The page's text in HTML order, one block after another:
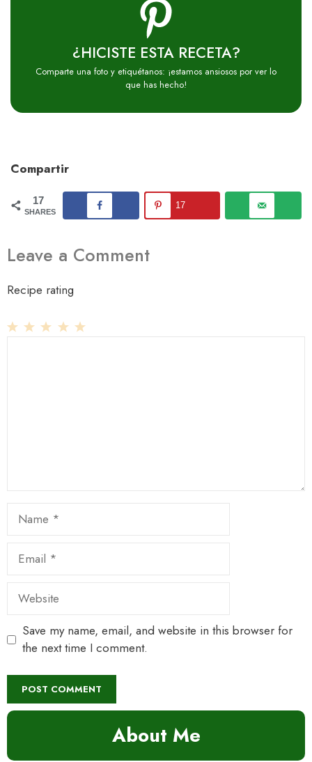
¿HICISTE ESTA RECETA?
Comparte una foto y etiquétanos: ¡estamos ansiosos por ver lo
que has hecho!
Compartir
17
SHARES
17
Leave a Comment
Recipe rating
Name
Email
Website
Save my name, email, and website in this browser for
the next time I comment.
About Me